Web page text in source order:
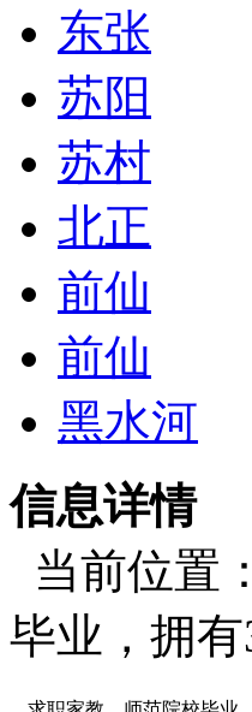
东张
苏阳
苏村
北正
前仙
前仙
黑水河
信息详情
当前位置：
毕业，拥